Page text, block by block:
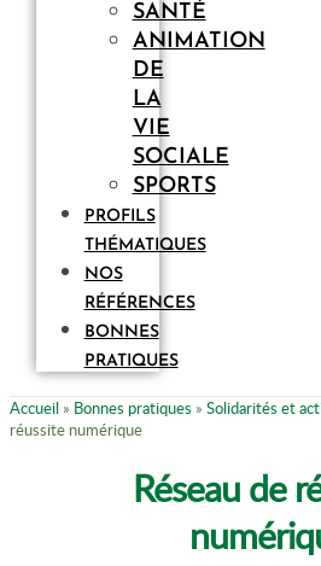
SANTÉ
ANIMATION
DE
LA
VIE
SOCIALE
SPORTS
PROFILS
THÉMATIQUES
NOS
RÉFÉRENCES
BONNES
PRATIQUES
Accueil » Bonnes pratiques » Solidarités et
réussite numérique
Réseau de